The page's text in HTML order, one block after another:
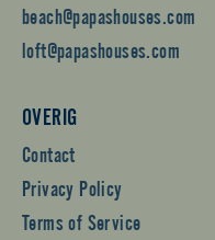
beach@papashouses.com
loft@papashouses.com
OVERIG
Contact
Privacy Policy
Terms of Service